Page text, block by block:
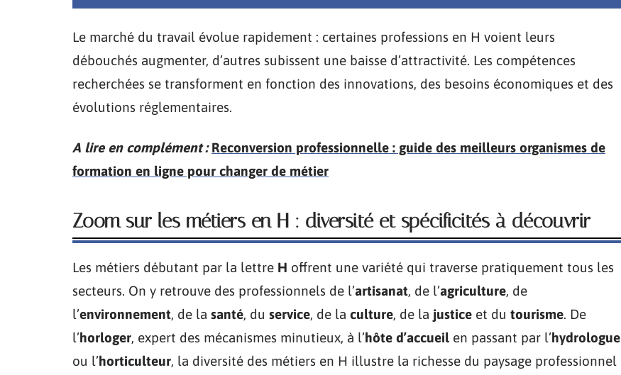
Le marché du travail évolue rapidement : certaines professions en H voient leurs
débouchés augmenter, d’autres subissent une baisse d’attractivité. Les compétences
recherchées se transforment en fonction des innovations, des besoins économiques et des
évolutions réglementaires.
A lire en complément : Reconversion professionnelle : guide des meilleurs organismes de
formation en ligne pour changer de métier
Zoom sur les métiers en H : diversité et spécificités à découvrir
Les métiers débutant par la lettre H offrent une variété qui traverse pratiquement tous les
secteurs. On y retrouve des professionnels de l’artisanat, de l’agriculture, de
l’environnement, de la santé, du service, de la culture, de la justice et du tourisme. De
l’horloger, expert des mécanismes minutieux, à l’hôte d’accueil en passant par l’hydrologue
ou l’horticulteur, la diversité des métiers en H illustre la richesse du paysage professionnel